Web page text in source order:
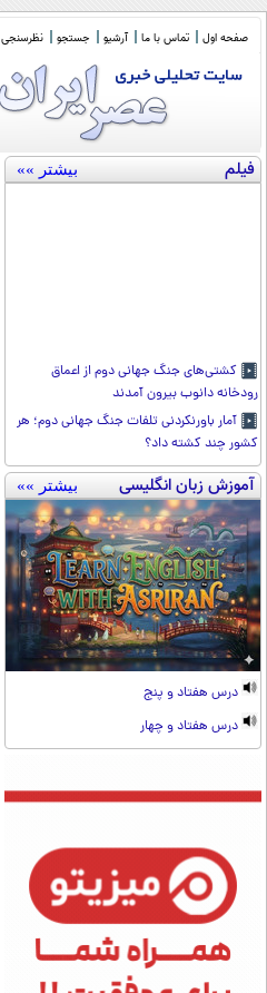
صفحه اول تماس با ما آرشیو جستجو نظرسنجی
فیلم بیشتر »»
کشتی‌های جنگ جهانی دوم از اعماق
رودخانه دانوب بیرون آمدند
آمار باورنکردنی تلفات جنگ جهانی دوم؛ هر
کشور چند کشته داد؟
آموزش زبان انگلیسی بیشتر »»
درس هفتاد و پنج
درس هفتاد و چهار